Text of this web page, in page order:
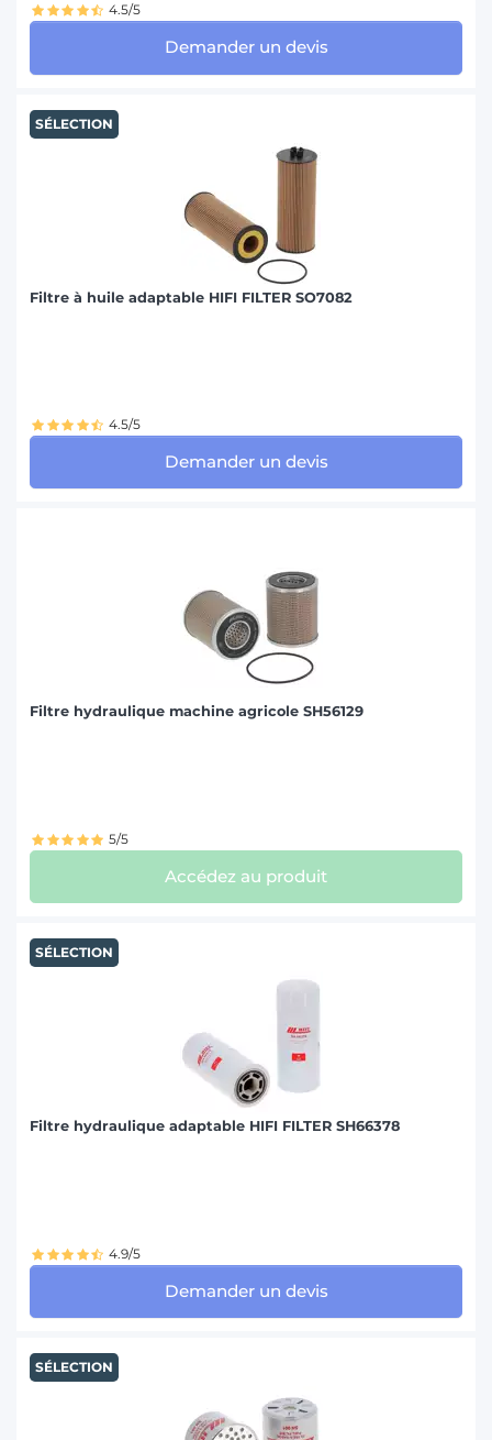
4.5/5
Demander un devis
SÉLECTION
Filtre à huile adaptable HIFI FILTER SO7082
4.5/5
Demander un devis
Filtre hydraulique machine agricole SH56129
5/5
Accédez au produit
SÉLECTION
Filtre hydraulique adaptable HIFI FILTER SH66378
4.9/5
Demander un devis
SÉLECTION